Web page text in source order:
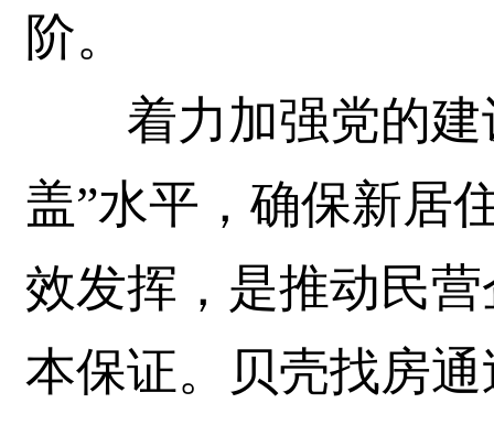
阶。
着力加强党的建
盖”水平，确保新居
效发挥，是推动民
本保证。贝壳找房